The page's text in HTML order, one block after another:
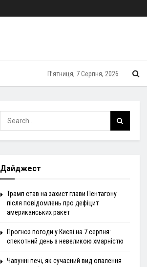
П’ятниця, 7 Серпня, 2026
Дайджест
Трамп став на захист глави Пентагону
після повідомлень про дефіцит
американських ракет
Прогноз погоди у Києві на 7 серпня:
спекотний день з невеликою хмарністю
Чавунні печі, як сучасний вид опалення